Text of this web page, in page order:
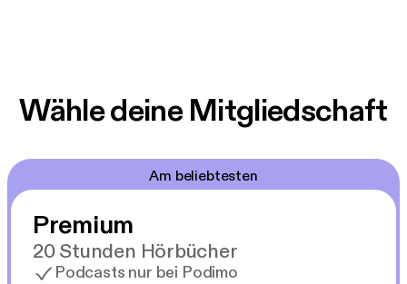
Wähle deine Mitgliedschaft
Am beliebtesten
Premium
20 Stunden Hörbücher
Podcasts nur bei Podimo